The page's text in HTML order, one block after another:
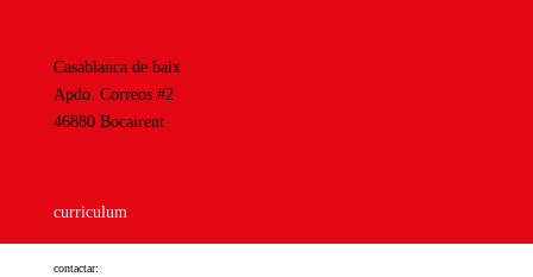
Casablanca de baix
Apdo. Correos #2
46880 Bocairent
curriculum
contactar: